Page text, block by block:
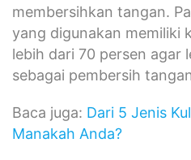
membersihkan tangan.
yang digunakan memiliki
lebih dari 70 persen agar
sebagai pembersih
Baca juga: Dari 5 Jenis
Manakah Anda?